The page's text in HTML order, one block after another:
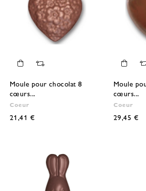
Moule pour chocolat 8
cœurs...
Coeur
21,41 €
Moule
cœurs...
Coeur
29,45 €